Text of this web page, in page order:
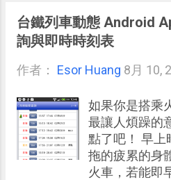
高水準動畫特
暢的敵我動作
細節），在可
飛出。這些動
感官體驗。 而
Monster
地球」比起第
造型多變且攻
台鐵列車動態 Android
詢與即時時刻表
作者： Esor Huang 8月 10,
如果你是搭乘
最讓人煩躁的
點了吧！ 早上
拖的疲累的身
火車，若能即